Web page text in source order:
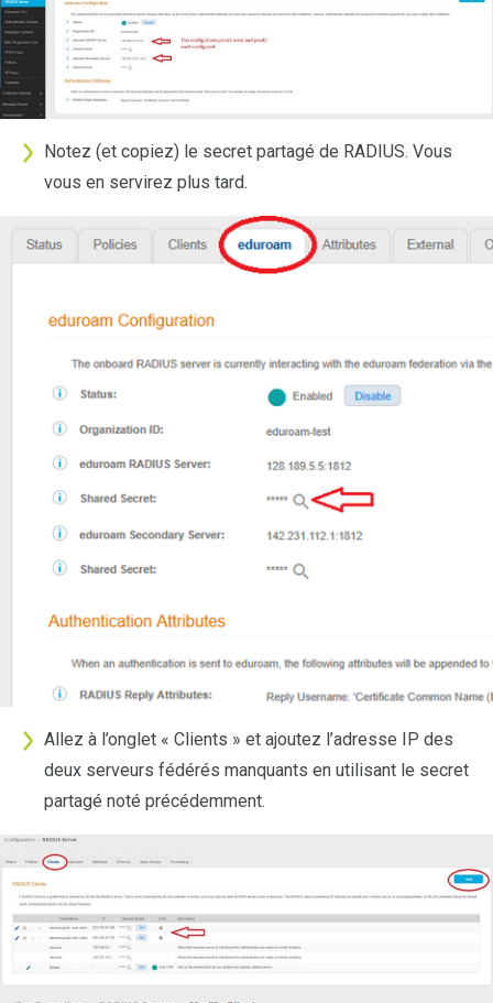
Notez (et copiez) le secret partagé de RADIUS. Vous
vous en servirez plus tard.
Allez à l’onglet « Clients » et ajoutez l’adresse IP des
deux serveurs fédérés manquants en utilisant le secret
partagé noté précédemment.